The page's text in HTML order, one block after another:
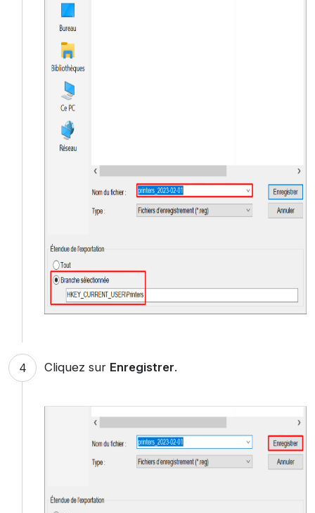
Cliquez sur Enregistrer.